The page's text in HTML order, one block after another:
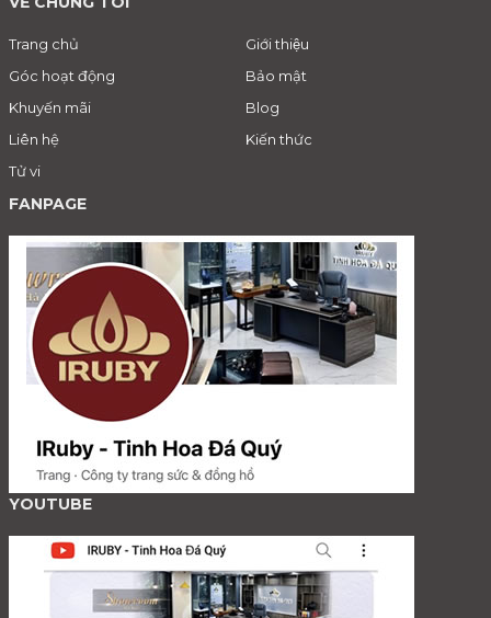
Trang chủ
Giới thiệu
Góc hoạt động
Bảo mật
Khuyến mãi
Blog
Liên hệ
Kiến thức
Tử vi
FANPAGE
YOUTUBE